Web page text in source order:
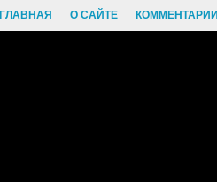
ГЛАВНАЯ О САЙТЕ